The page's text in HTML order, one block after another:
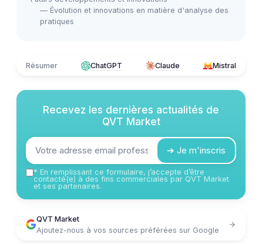
— Évolution et innovations en matière d'analyse des
pratiques
Résumer ChatGPT Claude Mistral
Recevez les dernières actualités de
QVT Market
➔ Je m'inscris
* En remplissant ce formulaire, j’accepte d’être
contacté(e) à des fins commerciales par QVT Market
et ses partenaires.
QVT Market
Ajoutez-nous à vos sources préférées sur Google